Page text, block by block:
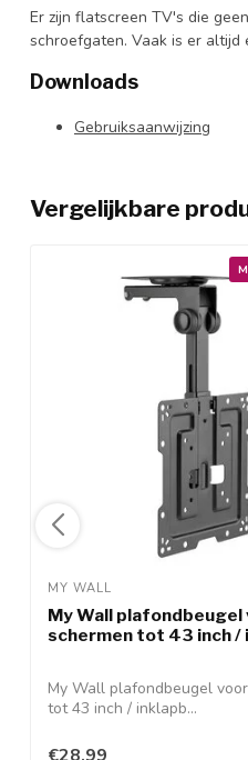
Er zijn flatscreen TV's die
schroefgaten. Vaak is er altijd
Downloads
Gebruiksaanwijzing
Vergelijkbare
MY WALL
My Wall plafondbeugel
schermen tot 43 inch /
My Wall plafondbeugel
tot 43 inch / inklapb...